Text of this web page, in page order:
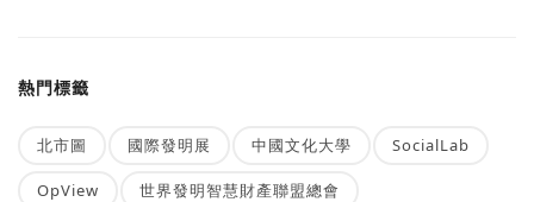
熱門標籤
北市圖 國際發明展 中國文化大學 SocialLab
OpView 世界發明智慧財產聯盟總會